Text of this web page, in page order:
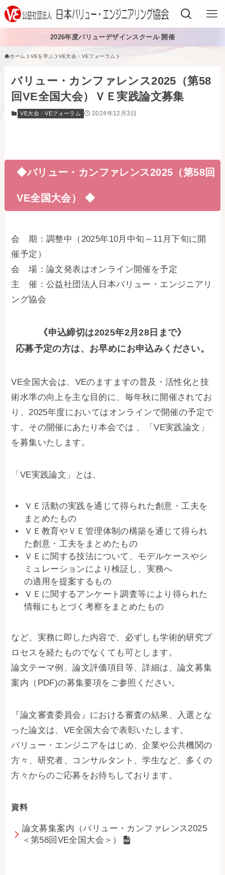
VEを学ぶ
VEを導入する
日本VE協会について
資料・論文購入
お問い合わせ
事務局・勤務体制
2026年度バリューデザインスクール 開催
ホーム VEを学ぶ VE大会・VEフォーラム
バリュー・カンファレンス2025（第58
回VE全国大会）ＶＥ実践論文募集
VE大会・VEフォーラム 2024年12月3日
◆バリュー・カンファレンス2025（第58回
VE全国大会） ◆
会 期：調整中（2025年10月中旬～11月下旬に開
催予定）
会 場：論文発表はオンライン開催を予定
主 催：公益社団法人日本バリュー・エンジニアリ
ング協会
《申込締切は2025年2月28日まで》
応募予定の方は、お早めにお申込みください。
VE全国大会は、VEのますますの普及・活性化と技
術水準の向上を主な目的に、毎年秋に開催されてお
り、2025年度においてはオンラインで開催の予定で
す。その開催にあたり本会では 、「VE実践論文」
を募集いたします。
「VE実践論文」とは、
ＶＥ活動の実践を通じて得られた創意・工夫を
まとめたもの
ＶＥ教育やＶＥ管理体制の構築を通じて得られ
た創意・工夫をまとめたもの
ＶＥに関する技法について、モデルケースやシ
ミュレーションにより検証し、実務へ
の適用を提案するもの
ＶＥに関するアンケート調査等により得られた
情報にもとづく考察をまとめたもの
など、実務に即した内容で、必ずしも学術的研究プ
ロセスを経たものでなくても可とします。
論文テーマ例、論文評価項目等、詳細は、論文募集
案内（PDF)の募集要項をご参照ください。
『論文審査委員会』における審査の結果、入選とな
った論文は、VE全国大会で表彰いたします。
バリュー・エンジニアをはじめ、企業や公共機関の
方々、研究者、コンサルタント、学生など、多くの
方々からのご応募をお待ちしております。
資料
論文募集案内（バリュー・カンファレンス2025
＜第58回VE全国大会＞）